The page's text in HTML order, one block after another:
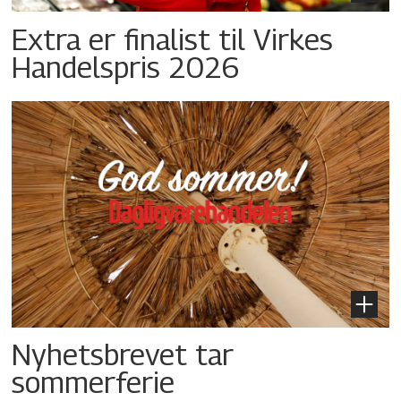
Extra er finalist til Virkes
Handelspris 2026
Nyhetsbrevet tar
sommerferie